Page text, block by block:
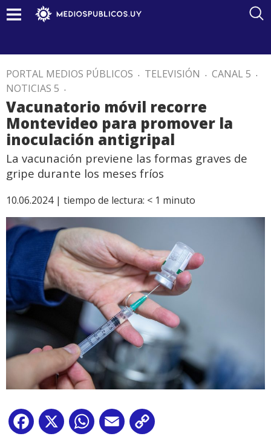
PORTAL MEDIOS PÚBLICOS . TELEVISIÓN . CANAL 5 .
NOTICIAS 5 .
Vacunatorio móvil recorre
Montevideo para promover la
inoculación antigripal
La vacunación previene las formas graves de
gripe durante los meses fríos
10.06.2024 | tiempo de lectura: < 1 minuto
Facebook
X WhatsApp
Email